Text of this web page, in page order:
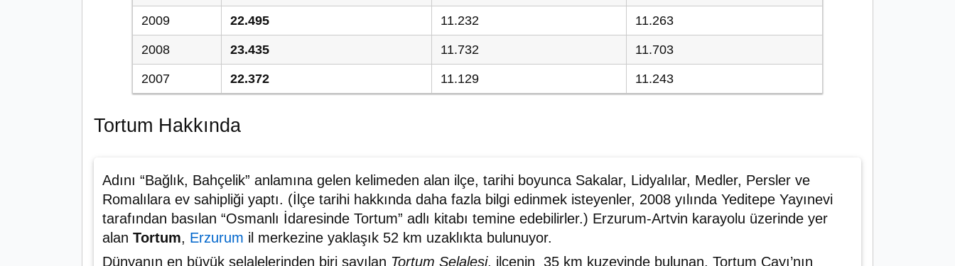
2009 22.495 11.232 11.263
2008 23.435 11.732 11.703
2007 22.372 11.129 11.243
Tortum Hakkında
Adını “Bağlık, Bahçelik” anlamına gelen kelimeden alan ilçe, tarihi boyunca Sakalar, Lidyalılar, Medler, Persler ve
Romalılara ev sahipliği yaptı. (İlçe tarihi hakkında daha fazla bilgi edinmek isteyenler, 2008 yılında Yeditepe Yayınevi
tarafından basılan “Osmanlı İdaresinde Tortum” adlı kitabı temine edebilirler.) Erzurum-Artvin karayolu üzerinde yer
alan Tortum, Erzurum il merkezine yaklaşık 52 km uzaklıkta bulunuyor.
Dünyanın en büyük şelalelerinden biri sayılan Tortum Şelalesi, ilçenin 35 km kuzeyinde bulunan, Tortum Çayı’nın